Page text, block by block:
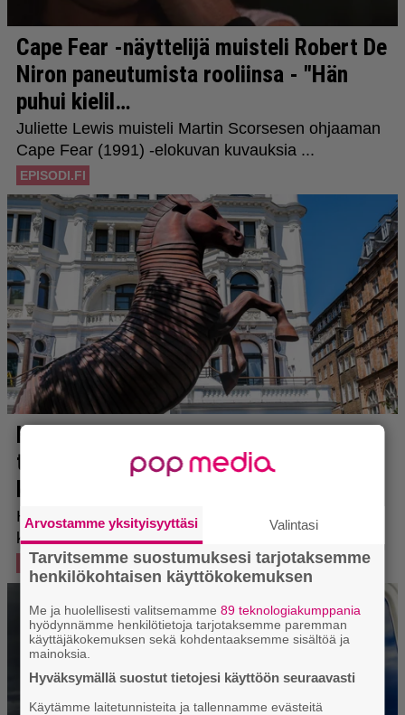
Arvostamme yksityisyyttäsi Valintasi
Tarvitsemme suostumuksesi tarjotaksemme
henkilökohtaisen käyttökokemuksen
Me ja huolellisesti valitsemamme89 teknologiakumppania
hyödynnämme henkilötietoja tarjotaksemme paremman
käyttäjäkokemuksen sekä kohdentaaksemme sisältöä ja
mainoksia.
Hyväksymällä suostut tietojesi käyttöön seuraavasti
Käytämme laitetunnisteita ja tallennamme evästeitä